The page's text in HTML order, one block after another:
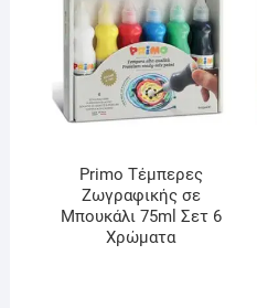
Primo Τέμπερες
Ζωγραφικής σε
Μπουκάλι 75ml Σετ 6
Χρώματα